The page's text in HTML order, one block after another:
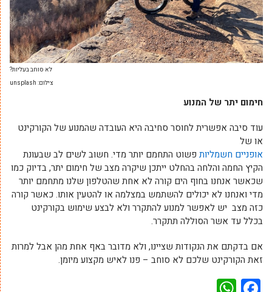
לא סוחב בעליות?
צילום: unsplash
חימום יתר של המנוע
עוד סיבה אפשרית לחוסר סחיבה היא העובדה שהמנוע של הקורקינט
או של
אופניים חשמליות פשוט התחמם יותר מדי. חשוב לשים לב שבעונת
הקיץ החמה והלחה בהחלט ייתכן שיקרה מצב של חימום יתר, בדיוק כמו
שכאשר אנחנו בחוף הים קורה לא אחת שהטלפון שלנו מתחמם יותר
מדי ואנחנו לא יכולים להשתמש במצלמה או להטעין אותו. כאשר קורה
כזה מצב יש לאפשר למנוע להתקרר ולא לבצע שימוש בקורקינט
בכלל עד אשר הסוללה תתקרר.
אם בדקתם את הנקודות שציינו, ולא מדובר באף אחת מהן אבל למרות
זאת הקורקינט שלכם לא סוחב – פנו לאיש מקצוע מיומן.